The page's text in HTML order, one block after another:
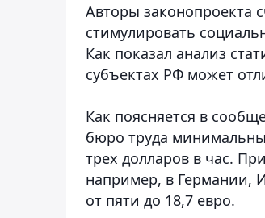
Авторы законопроекта
стимулировать
Как показал анализ
субъектах РФ может
Как поясняется в
бюро труда
трех долларов в час.
например, в Германии,
от пяти до 18,7 евро.